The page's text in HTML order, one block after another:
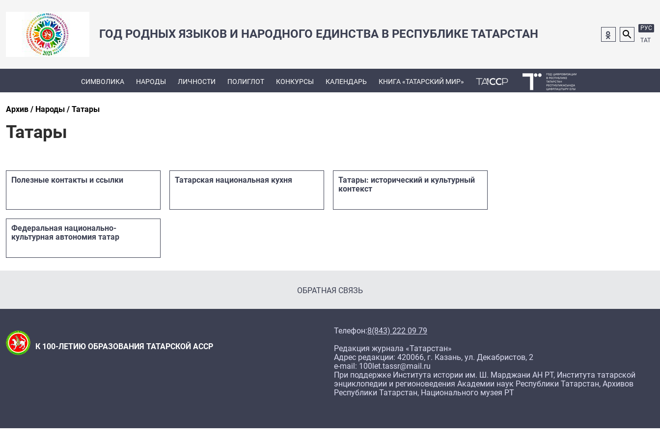
ГОД РОДНЫХ ЯЗЫКОВ И НАРОДНОГО ЕДИНСТВА В РЕСПУБЛИКЕ ТАТАРСТАН
РУС
ТАТ
СИМВОЛИКА НАРОДЫ ЛИЧНОСТИ ПОЛИГЛОТ КОНКУРСЫ КАЛЕНДАРЬ КНИГА «ТАТАРСКИЙ МИР»
Архив Народы Татары
Татары
Полезные контакты и ссылки Татарская национальная кухня
Татары: исторический и культурный
контекст
Федеральная национально-
культурная автономия татар
ОБРАТНАЯ СВЯЗЬ
К 100-ЛЕТИЮ ОБРАЗОВАНИЯ ТАТАРСКОЙ АССР
Телефон:8(843) 222 09 79
Редакция журнала «Татарстан»
Адрес редакции: 420066, г. Казань, ул. Декабристов, 2
e-mail: 100let.tassr@mail.ru
При поддержке Института истории им. Ш. Марджани АН РТ, Института татарской
энциклопедии и регионоведения Академии наук Республики Татарстан, Архивов
Республики Татарстан, Национального музея РТ